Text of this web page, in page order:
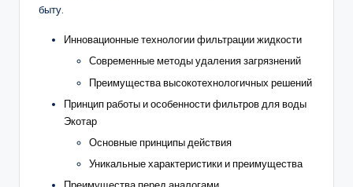
быту.
Инновационные технологии фильтрации жидкости
Современные методы удаления загрязнений
Преимущества высокотехнологичных решений
Принцип работы и особенности фильтров для воды
Экотар
Основные принципы действия
Уникальные характеристики и преимущества